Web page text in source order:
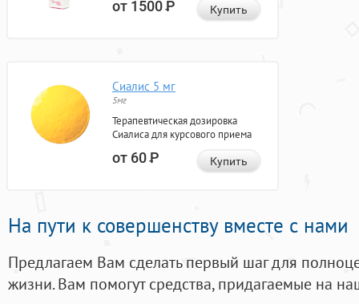
от 1500Р Купить
Сиалис 5 мг
5мг
Терапевтическая дозировка
Сиалиса для курсового приема
от 60Р Купить
На пути к совершенству вместе с нами
Предлагаем Вам сделать первый шаг для
жизни. Вам помогут средства, придагаемые на